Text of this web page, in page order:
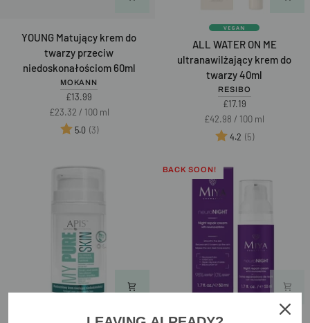
YOUNG
niedoskonałościom
YOUNG Matujący krem do
twarzy przeciw
niedoskonałościom 60ml
MOKANN
£13.99
Unit
price
£23.32 /per
100 ml
Ocena:
5.0 (3)na 5 gwiazdek
WATER
ultranawilżający
VEGAN
ALL WATER ON ME
ultranawilżający krem do
twarzy 40ml
RESIBO
£17.19
Unit
price
£42.98/ per
100 ml
Ocena:
4.2 (5)na 5
BACK SOON!